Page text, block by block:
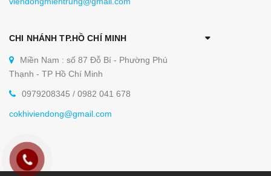
CHI NHÁNH TP.HỒ CHÍ MINH
Miền Nam : số 87 Đỗ Bí - Phường Phú
Thạnh - TP Hồ Chí Minh
0979208345 / 0982 041 678
cokhiviendong@gmail.com